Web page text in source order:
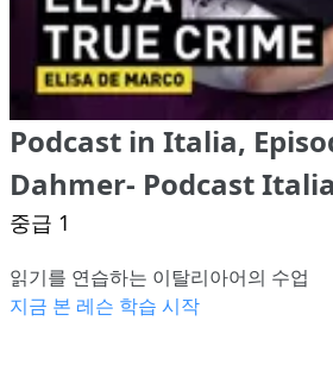
Podcast in Italia,
Dahmer- Podcast Italia
중급 1
읽기를 연습하는 이탈리아어의 수업
지금 본 레슨 학습 시작